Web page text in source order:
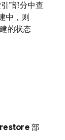
”部分中查
中，则
的状态
部